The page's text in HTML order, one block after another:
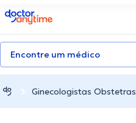
doctoranytime
Encontre um médico
Ginecologistas Obstetras